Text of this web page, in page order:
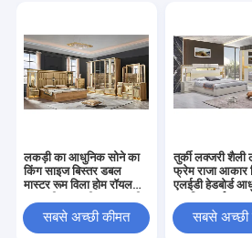
लकड़ी का आधुनिक सोने का
किंग साइज बिस्तर डबल
मास्टर रूम विला होम रॉयल
बेडरूम फर्नीचर सेट
सबसे अच्छी कीमत
तुर्की लक्जरी
फ्रेम राजा आकार
एलईडी हेडबोर्ड
बेडरूम सेट फर्नीचर
सबसे अच्छी